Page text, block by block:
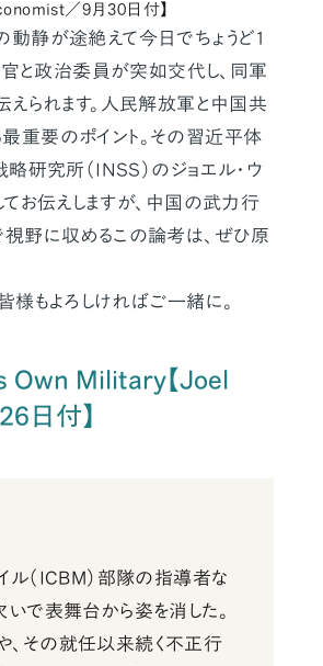
／9月30日付】
静が途絶えて今日でちょうど1
官と政治委員が突如交代し、同軍
られます。人民解放軍と中国共
重要のポイント。その習近平体
研究所（INSS）のジョエル・ウ
お伝えしますが、中国の武力行
野に収めるこの論考は、ぜひ原
もよろしければご一緒に。
Military【Joel
日付】
ル（ICBM）部隊の指導者な
で表舞台から姿を消した。
、その就任以来続く不正行